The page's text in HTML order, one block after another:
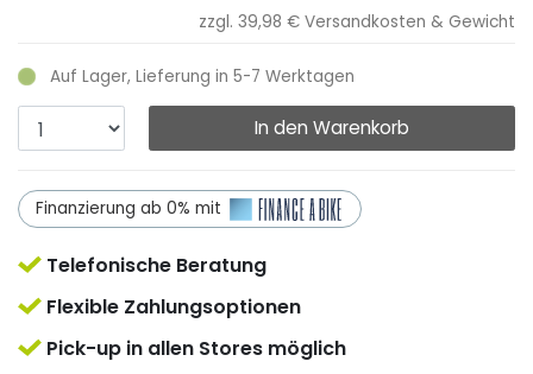
zzgl. 39,98 € Versandkosten & Gewicht
Auf Lager, Lieferung in 5-7 Werktagen
In den Warenkorb
Finanzierung ab 0% mit
Telefonische Beratung
Flexible Zahlungsoptionen
Pick-up in allen Stores möglich